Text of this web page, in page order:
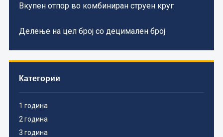
Вкупен отпор во комбиниран струен круг
Делење на цел број со децимален број
Категории
1 година
2 година
3 година